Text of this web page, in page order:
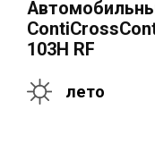
103H RF
лето